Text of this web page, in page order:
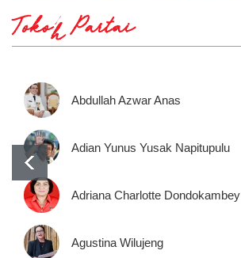
Tokoh Partai
Abdullah Azwar Anas
Adian Yunus Yusak Napitupulu
Adriana Charlotte Dondokambey
Agustina Wilujeng